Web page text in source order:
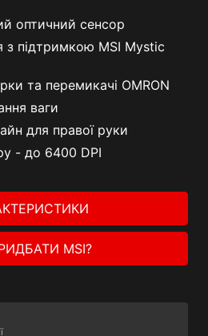
оптичний сенсор
з підтримкою MSI Mystic
та перемикачі OMRON
ваги
для правої руки
- до 6400 DPI
MSI?